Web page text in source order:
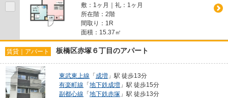
敷：1ヶ月｜礼：1ヶ月
所在階：2階
間取り：1R
面積：15.37㎡
賃貸｜アパート 板橋区赤塚６丁目のアパート
東武東上線 「成増 」駅 徒歩13分
有楽町線 「地下鉄成増 」駅 徒歩15分
副都心線 「地下鉄赤塚 」駅 徒歩13分